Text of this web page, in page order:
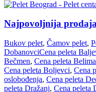
Najpovoljnija
Bukov pelet, Čamov pelet,
DobanovciCena peleta
Bečmen, Cena peleta
Cena peleta Boljevci, Cena
oslobođenja, Cena peleta
peleta Dražanj, Cena peleta